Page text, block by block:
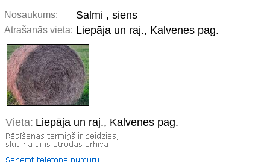
Nosaukums: Salmi , siens
Atrašanās vieta: Liepāja un raj., Kalvenes pag.
Vieta: Liepāja un raj., Kalvenes pag.